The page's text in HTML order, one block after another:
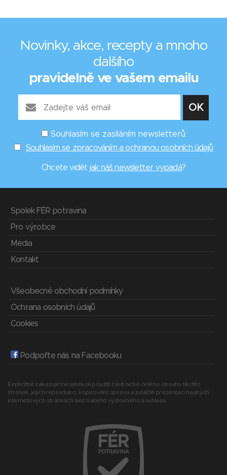
Novinky, akce, recepty a mnoho
dalšího
pravidelně ve vašem emailu
Souhlasím se zasíláním newsletterů
Souhlasím se zpracováním a ochranou osobních údajů
Chcete vidět jak náš newsletter vypadá?
Spolek FÉR potravina
Pro výrobce
Média
Kontakt
Všeobecné obchodní podmínky
Ochrana osobních údajů
Cookies
Podpořte nás na Facebooku
Explicitně zakazujeme jakékoli použití části nebo celého obsahu těchto
stránek, jejich reprodukci, kopírování, úpravu a zvláště prezentaci na jiných
internetových stránkách bez našeho výslovného souhlasu.